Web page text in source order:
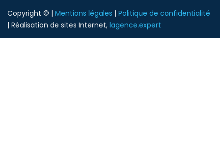
Copyright © | Mentions légales | Politique de confidentialité
| Réalisation de sites Internet, lagence.expert